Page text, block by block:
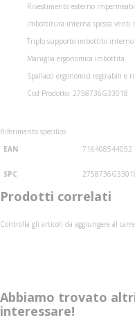
Rivestimento esterno
Imbottitura interna spessa
Triplo supporto imbottito
Maniglia ergonomica imbottita
Spallacci ergonomici regolabili e
Cod Prodotto: 2758736G33018
Riferimento specifico
EAN
716408544052
SPC
Prodotti correlati
Controlla gli articoli da aggiungere al
Abbiamo trovato
interessare!